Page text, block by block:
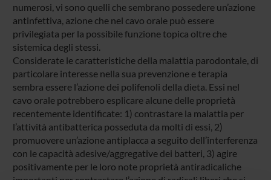
numerosi, vi sono quelli che sembrano possedere un’azione
antinfettiva, azione che nel cavo orale può essere
privilegiata per la possibile funzione topica oltre che
sistemica degli stessi.
Considerate le caratteristiche della malattia parodontale, di
particolare interesse nella sua prevenzione e terapia
sembra essere l’azione dei polifenoli della dieta. Essi nel
cavo orale potrebbero esplicare alcune delle proprietà
recentemente identificate: 1) contrastare la malattia per
l’attività antibatterica posseduta da molti di essi, 2)
promuovere un’azione antiplacca a seguito dell’interferenza
con le capacità adesive/aggregative dei batteri, 3) agire
positivamente per le loro note proprietà antiradicaliche